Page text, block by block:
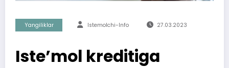
Yangiliklar Istemolchi-Info 27.03.2023
Iste’mol kreditiga